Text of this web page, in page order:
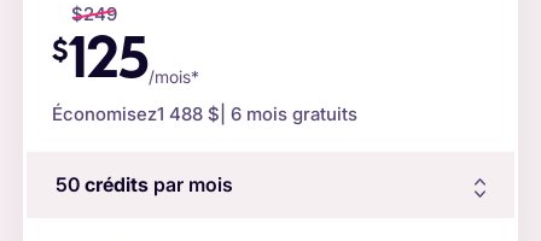
$249
$125/mois*
Économisez1 488 $ | 6 mois gratuits
50 créditspar mois